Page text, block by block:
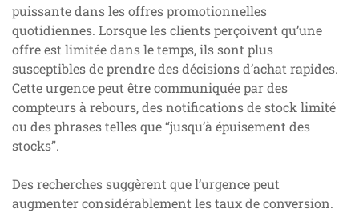
puissante dans les offres promotionnelles
quotidiennes. Lorsque les clients perçoivent qu’une
offre est limitée dans le temps, ils sont plus
susceptibles de prendre des décisions d’achat rapides.
Cette urgence peut être communiquée par des
compteurs à rebours, des notifications de stock limité
ou des phrases telles que “jusqu’à épuisement des
stocks”.
Des recherches suggèrent que l’urgence peut
augmenter considérablement les taux de conversion.